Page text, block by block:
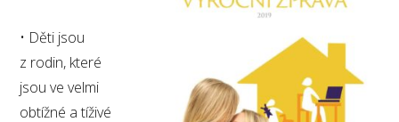
• Děti jsou
z rodin, které
jsou ve velmi
obtížné a tíživé